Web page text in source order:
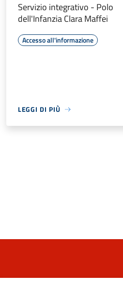
Servizio integrativo - Polo
dell'Infanzia Clara Maffei
Accesso all'informazione
LEGGI DI PIÙ